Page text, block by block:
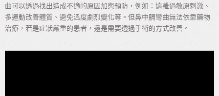
曲可以透過找出造成不適的原因加與預防，例如：遠離過敏原刺激、
多運動改善體質、避免溫度劇烈變化等。但鼻中膈彎曲無法依靠藥物
治療，若是症狀嚴重的患者，還是需要透過手術的方式改善。